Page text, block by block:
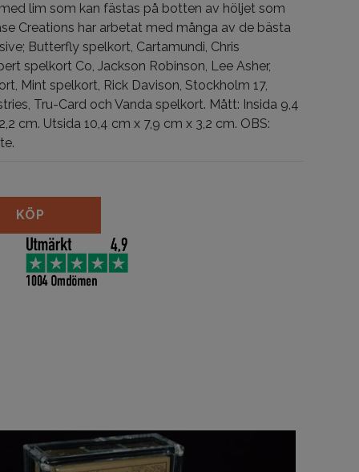
lim som kan fästas på botten av höljet som
Creations har arbetat med många av de bästa
Butterfly spelkort, Cartamundi, Chris
spelkort Co, Jackson Robinson, Lee Asher,
Mint spelkort, Rick Davison, Stockholm 17,
Tru-Card och Vanda spelkort. Mått: Insida 9,4
cm. Utsida 10,4 cm x 7,9 cm x 3,2 cm. OBS:
mängd
KÖP